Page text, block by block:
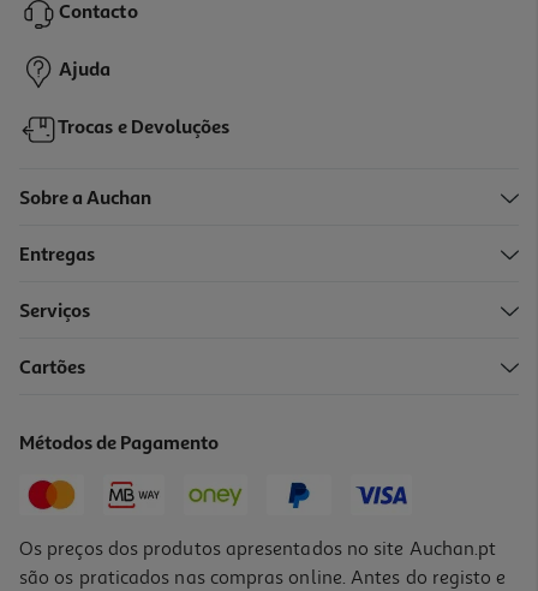
29,99 €
Contacto
Ajuda
Trocas e Devoluções
Sobre a Auchan
Entregas
Serviços
Cartões
Métodos de Pagamento
Os preços dos produtos apresentados no site Auchan.pt
são os praticados nas compras online. Antes do registo e